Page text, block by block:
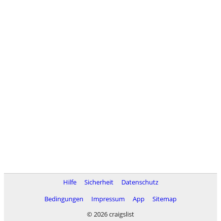
Hilfe Sicherheit
Datenschutz
Bedingungen
Impressum App
Sitemap
© 2026 craigslist